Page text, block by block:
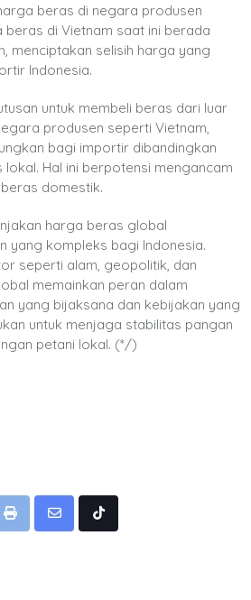
beras di negara produsen
beras di Vietnam saat ini berada
menciptakan selisih harga yang
Indonesia.
untuk membeli beras dari luar
produsen seperti Vietnam,
bagi importir dibandingkan
Hal ini berpotensi mengancam
domestik.
harga beras global
yang kompleks bagi Indonesia.
seperti alam, geopolitik, dan
memainkan peran dalam
yang bijaksana dan kebijakan yang
untuk menjaga stabilitas pangan
petani lokal. (*/)
Print
Share
Tiktok